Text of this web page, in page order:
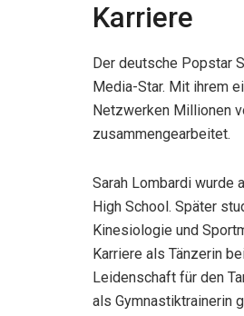
Karriere
Der deutsche Popstar
Media-Star. Mit ihrem
Netzwerken Millionen
zusammengearbeitet.
Sarah Lombardi wurde
High School. Später
Kinesiologie und
Karriere als Tänzerin
Leidenschaft für den
als Gymnastiktrainerin